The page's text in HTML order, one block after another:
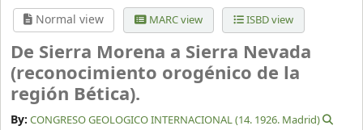
Normal view MARC view ISBD view
De Sierra Morena a Sierra Nevada
(reconocimiento orogénico de la
región Bética).
By: CONGRESO GEOLOGICO INTERNACIONAL (14. 1926. Madrid)